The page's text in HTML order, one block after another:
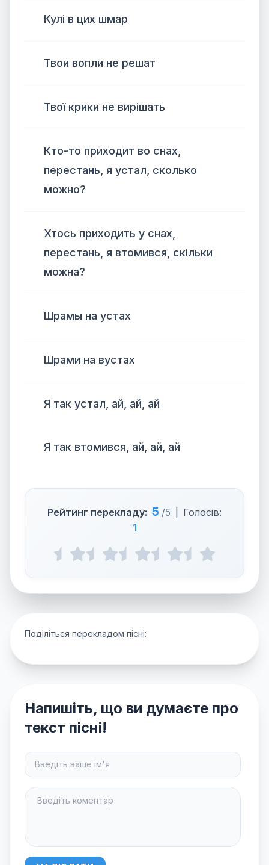
Кулі в цих шмар
Твои вопли не решат
Твої крики не вирішать
Кто-то приходит во снах,
перестань, я устал, сколько
можно?
Хтось приходить у снах,
перестань, я втомився, скільки
можна?
Шрамы на устах
Шрами на вустах
Я так устал, ай, ай, ай
Я так втомився, ай, ай, ай
Рейтинг перекладу: 5 /5
Голосів:
1
Поділіться перекладом пісні:
Напишіть, що ви думаєте про
текст пісні!